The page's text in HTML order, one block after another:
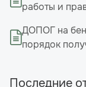
работы и
ДОПОГ на
порядок
Последние